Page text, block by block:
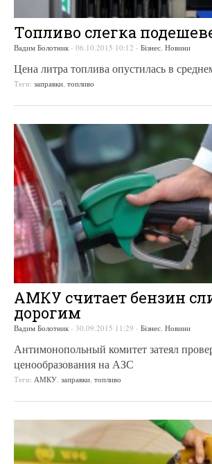
Топливо слегка
Вадим Болотник - 06.10.2015 10:12 - Бізнес Новини
Цена литра топлива опустилась в
Теги: заправки топливо
АМКУ считает бензин
дорогим
Вадим Болотник - 30.09.2015 11:29 - Бізнес, Новини
Антимонопольный комитет затеял
ценообразования на АЗС
Теги: АМКУ, заправки, топливо